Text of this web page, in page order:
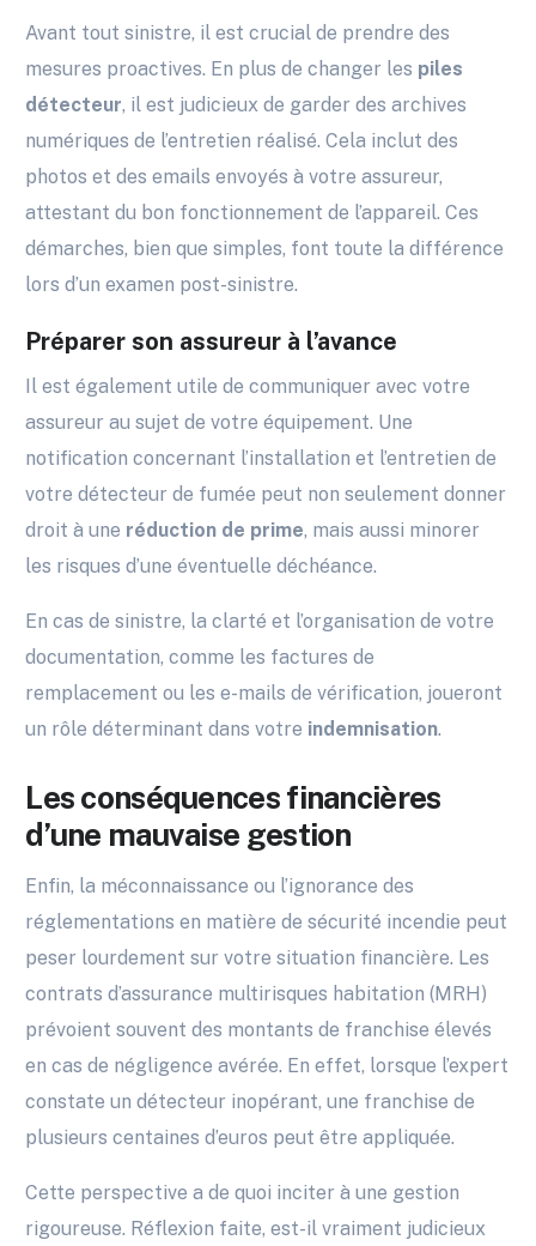
Avant tout sinistre, il est crucial de prendre des
mesures proactives. En plus de changer les piles
détecteur, il est judicieux de garder des archives
numériques de l’entretien réalisé. Cela inclut des
photos et des emails envoyés à votre assureur,
attestant du bon fonctionnement de l’appareil. Ces
démarches, bien que simples, font toute la différence
lors d’un examen post-sinistre.
Préparer son assureur à l’avance
Il est également utile de communiquer avec votre
assureur au sujet de votre équipement. Une
notification concernant l’installation et l’entretien de
votre détecteur de fumée peut non seulement donner
droit à une réduction de prime, mais aussi minorer
les risques d’une éventuelle déchéance.
En cas de sinistre, la clarté et l’organisation de votre
documentation, comme les factures de
remplacement ou les e-mails de vérification, joueront
un rôle déterminant dans votre indemnisation.
Les conséquences financières
d’une mauvaise gestion
Enfin, la méconnaissance ou l’ignorance des
réglementations en matière de sécurité incendie peut
peser lourdement sur votre situation financière. Les
contrats d’assurance multirisques habitation (MRH)
prévoient souvent des montants de franchise élevés
en cas de négligence avérée. En effet, lorsque l’expert
constate un détecteur inopérant, une franchise de
plusieurs centaines d’euros peut être appliquée.
Cette perspective a de quoi inciter à une gestion
rigoureuse. Réflexion faite, est-il vraiment judicieux